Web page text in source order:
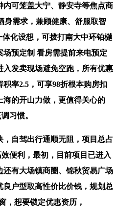
内可笼盖大宁、静安寺等焦点商
身需求，兼顾健康、舒服取智
化设想，可拨打南大中环铂樾
预定制 看房需提前来电预定
发卖现场避免空跑，所有优惠
率2.5，可享98折根本购房扣
的开山力做，更值得关心的
习惯。
自驾出行通顺无阻，项目总占
便利，最初，目前项目已进入
有大场镇商圈、锦秋贸易广场
户型取高性价比价钱，规划总
，想要锁定优惠资历，